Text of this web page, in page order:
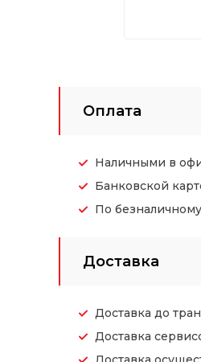
Оплата
Наличными в
Банковской
По
Доставка
Доставка до
Доставка